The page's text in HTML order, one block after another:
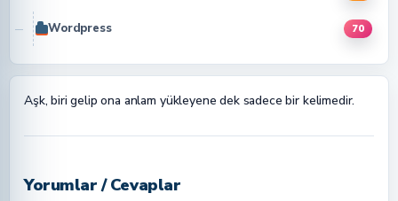
Wordpress 70
Aşk, biri gelip ona anlam yükleyene dek sadece bir kelimedir.
Yorumlar / Cevaplar